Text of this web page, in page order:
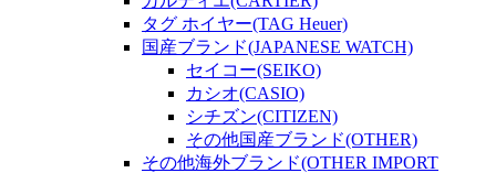
タグ ホイヤー(TAG Heuer)
国産ブランド(JAPANESE WATCH)
セイコー(SEIKO)
カシオ(CASIO)
シチズン(CITIZEN)
その他国産ブランド(OTHER)
その他海外ブランド(OTHER IMPORT